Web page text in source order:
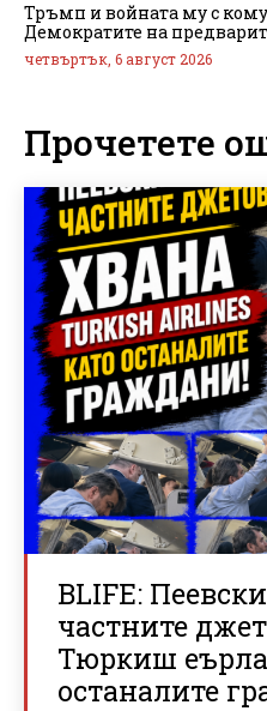
Тръмп и войната му с
Демократите на
четвъртък, 6 август 2026
Прочетете
BLIFE:
частните
Тюркиш
останалите